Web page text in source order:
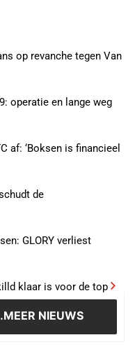
op revanche tegen Van
operatie en lange weg
af: ‘Boksen is financieel
de
GLORY verliest
klaar is voor de top
NIEUWS